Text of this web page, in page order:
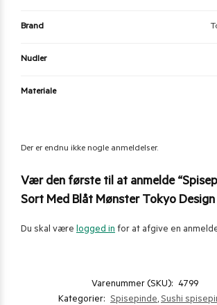
Brand
Nudler
Materiale
Der er endnu ikke nogle anmeldelser.
Vær den første til at anmelde
Sort Med Blåt Mønster Tokyo
Du skal være logged in for at afgive en
Varenummer (SKU): 4799
Kategorier: Spisepinde, Sushi